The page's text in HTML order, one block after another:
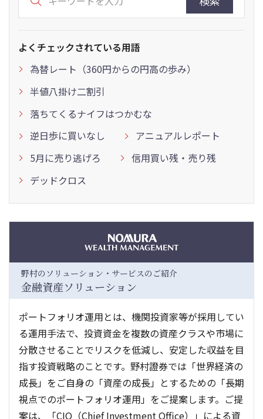
よくチェックされている用語
為替レート（360円からの円高の歩み）
半値八掛け二割引
落ちてくるナイフはつかむな
逆日歩に買いなし
アニュアルレポート
5月に売り逃げろ
信用買い残・売り残
デッドクロス
野村のソリューション・サービスのご紹介
金融資産ソリューション
ポートフォリオ運用とは、機関投資家等が採用してい
る運用手法で、投資資金を複数の資産クラスや市場に
分散させることでリスクを低減し、安定した収益を目
指す投資戦略のことです。野村證券では「世界経済の
成長」をご自身の「資産の成長」とするための「長期
視点でのポートフォリオ運用」をご提案します。ご提
案は、「CIO（Chief Investment Office）」による資